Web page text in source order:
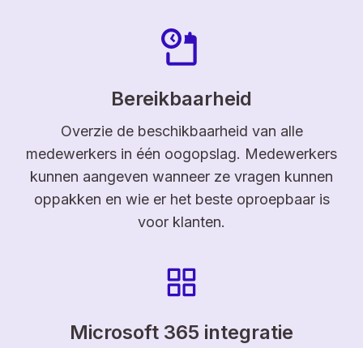
Bereikbaarheid
Overzie de beschikbaarheid van alle
medewerkers in één oogopslag. Medewerkers
kunnen aangeven wanneer ze vragen kunnen
oppakken en wie er het beste oproepbaar is
voor klanten.
Microsoft 365 integratie